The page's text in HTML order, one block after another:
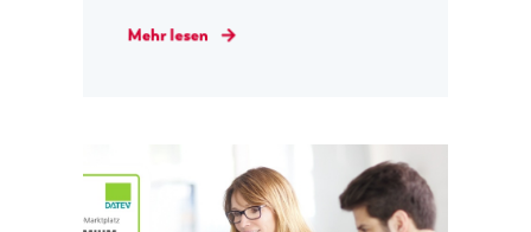
Mehr lesen